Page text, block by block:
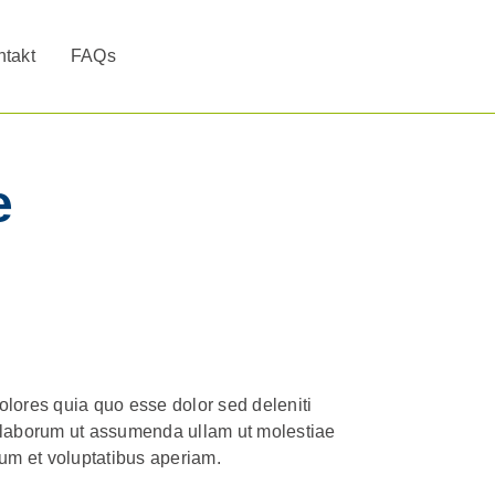
FAQs
quia quo esse dolor sed deleniti
ut assumenda ullam ut molestiae
et voluptatibus aperiam.